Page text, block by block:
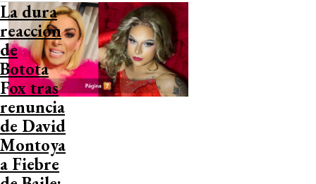
La dura
reacción
de
Botota
Fox tras
renuncia
de David
Montoya
a Fiebre